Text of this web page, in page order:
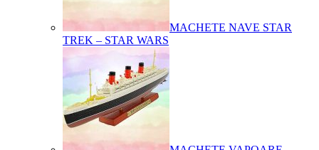
MACHETE NAVE STAR
TREK – STAR WARS